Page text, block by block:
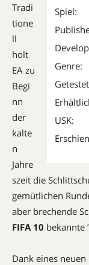
Spiel:
Genre:
USK:
Tradi
tione
ll
holt
EA zu
Begi
nn
der
kalte
n
Jahre
szeit die
gemütlichen
aber brechende
FIFA 10 bekannte
Dank eines